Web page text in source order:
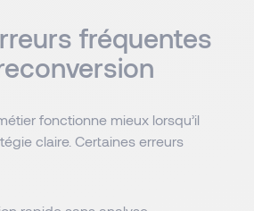
fréquentes
fonctionne mieux lorsqu’il
claire. Certaines erreurs